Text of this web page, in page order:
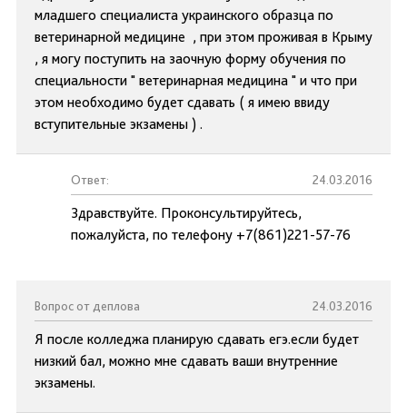
младшего специалиста украинского образца по
ветеринарной медицине , при этом проживая в Крыму
, я могу поступить на заочную форму обучения по
специальности " ветеринарная медицина " и что при
этом необходимо будет сдавать ( я имею ввиду
вступительные экзамены ) .
Ответ: 24.03.2016
Здравствуйте. Проконсультируйтесь,
пожалуйста, по телефону +7(861)221-57-76
Вопрос от деплова 24.03.2016
Я после колледжа планирую сдавать егэ.если будет
низкий бал, можно мне сдавать ваши внутренние
экзамены.